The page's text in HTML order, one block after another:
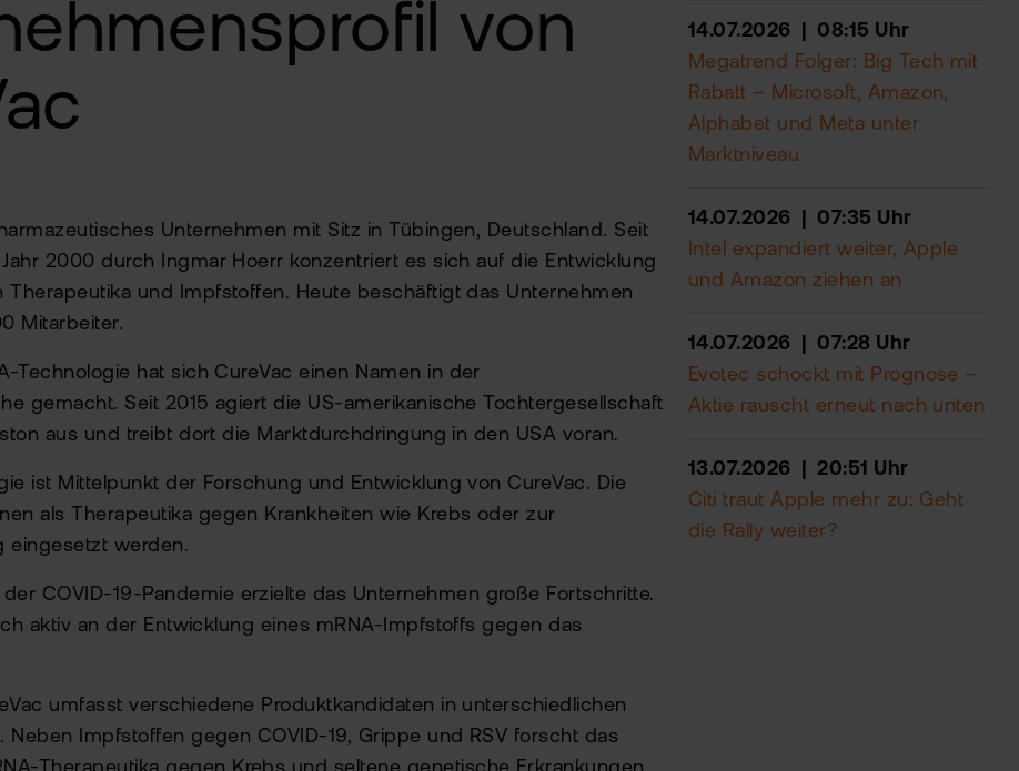
von
Unternehmen mit Sitz in Tübingen, Deutschland. Seit
2000 durch Ingmar Hoerr konzentriert es sich auf die Entwicklung
Therapeutika und Impfstoffen. Heute beschäftigt das Unternehmen
Mitarbeiter.
Technologie hat sich CureVac einen Namen in der
gemacht. Seit 2015 agiert die US-amerikanische Tochtergesellschaft
aus und treibt dort die Marktdurchdringung in den USA voran.
ist Mittelpunkt der Forschung und Entwicklung von CureVac. Die
als Therapeutika gegen Krankheiten wie Krebs oder zur
eingesetzt werden.
COVID-19-Pandemie erzielte das Unternehmen große Fortschritte.
aktiv an der Entwicklung eines mRNA-Impfstoffs gegen das
umfasst verschiedene Produktkandidaten in unterschiedlichen
Neben Impfstoffen gegen COVID-19, Grippe und RSV forscht das
14.07.2026 | 08:15 Uhr
Megatrend Folger: Big Tech mit
Rabatt – Microsoft, Amazon,
Alphabet und Meta unter
Marktniveau
14.07.2026 | 07:35 Uhr
Intel expandiert weiter, Apple
und Amazon ziehen an
14.07.2026 | 07:28 Uhr
Evotec schockt mit Prognose –
Aktie rauscht erneut nach unten
13.07.2026 | 20:51 Uhr
Citi traut Apple mehr zu: Geht
die Rally weiter?